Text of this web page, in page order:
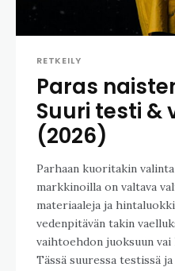
RETKEILY
Paras
Suuri testi &
(2026)
Parhaan kuoritakin
markkinoilla on valtava
materiaaleja ja
vedenpitävän takin
vaihtoehdon juoksuun
Tässä suuressa testissä